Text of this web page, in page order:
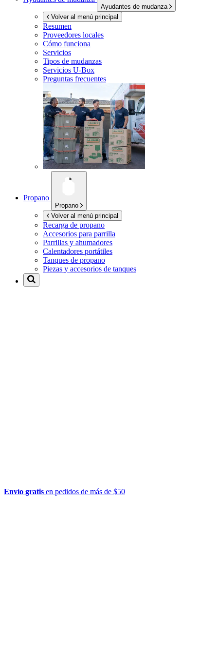
Ayudantes de mudanza
Volver al menú principal
Resumen
Proveedores locales
Cómo funciona
Servicios
Tipos de mudanzas
Servicios U-Box
Preguntas frecuentes
Propano
Propano
Volver al menú principal
Recarga de propano
Accesorios para parrilla
Parrillas y ahumadores
Calentadores portátiles
Tanques de propano
Piezas y accesorios de tanques
Envío gratis en pedidos de más de $50